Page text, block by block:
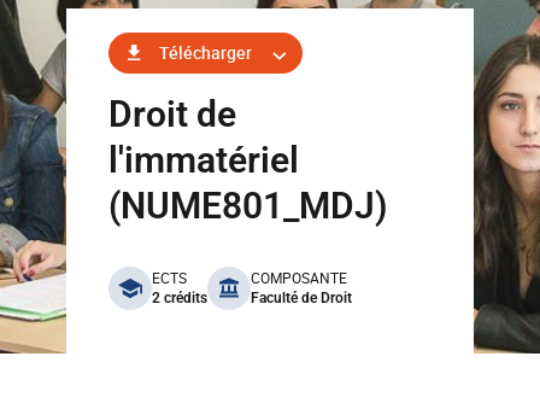
Télécharger
Droit de
l'immatériel
(NUME801_MDJ)
benefits
ECTS
2 crédits
COMPOSANTE
Faculté de Droit